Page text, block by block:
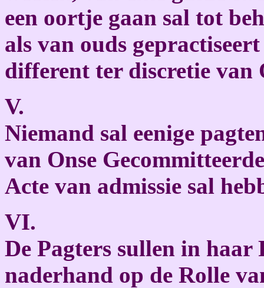
een oortje gaan sal tot
als van ouds
different ter discretie van
V.
Niemand sal eenige
van Onse
Acte van admissie sal
VI.
De Pagters sullen in haar
naderhand op de Rolle